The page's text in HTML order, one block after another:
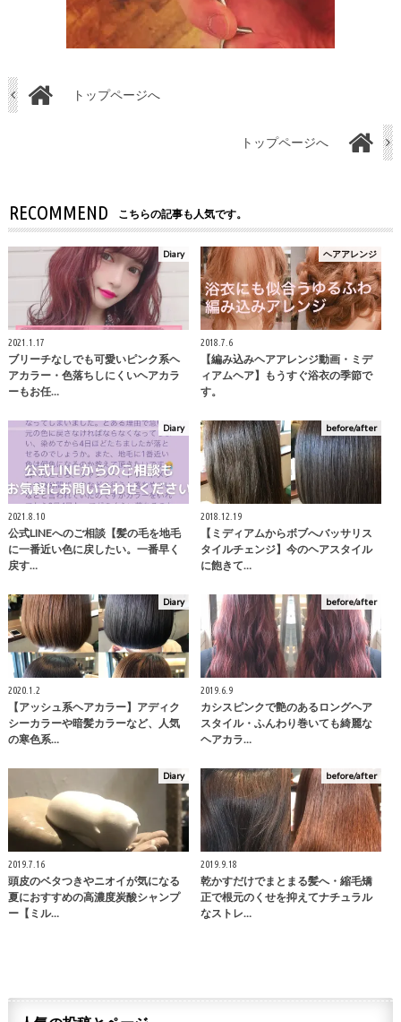
トップページへ
トップページへ
RECOMMEND こちらの記事も人気です。
Diary
2021.1.17
ブリーチなしでも可愛いピンク系ヘ
アカラー・色落ちしにくいヘアカラ
ーもお任…
ヘアアレンジ
2018.7.6
【編み込みヘアアレンジ動画・ミデ
ィアムヘア】もうすぐ浴衣の季節で
す。
Diary
2021.8.10
公式LINEへのご相談【髪の毛を地毛
に一番近い色に戻したい。一番早く
戻す…
before/after
2018.12.19
【ミディアムからボブへバッサリス
タイルチェンジ】今のヘアスタイル
に飽きて…
Diary
2020.1.2
【アッシュ系ヘアカラー】アディク
シーカラーや暗髪カラーなど、人気
の寒色系…
before/after
2019.6.9
カシスピンクで艶のあるロングヘア
スタイル・ふんわり巻いても綺麗な
ヘアカラ…
Diary
2019.7.16
頭皮のベタつきやニオイが気になる
夏におすすめの高濃度炭酸シャンプ
ー【ミル…
before/after
2019.9.18
乾かすだけでまとまる髪へ・縮毛矯
正で根元のくせを抑えてナチュラル
なストレ…